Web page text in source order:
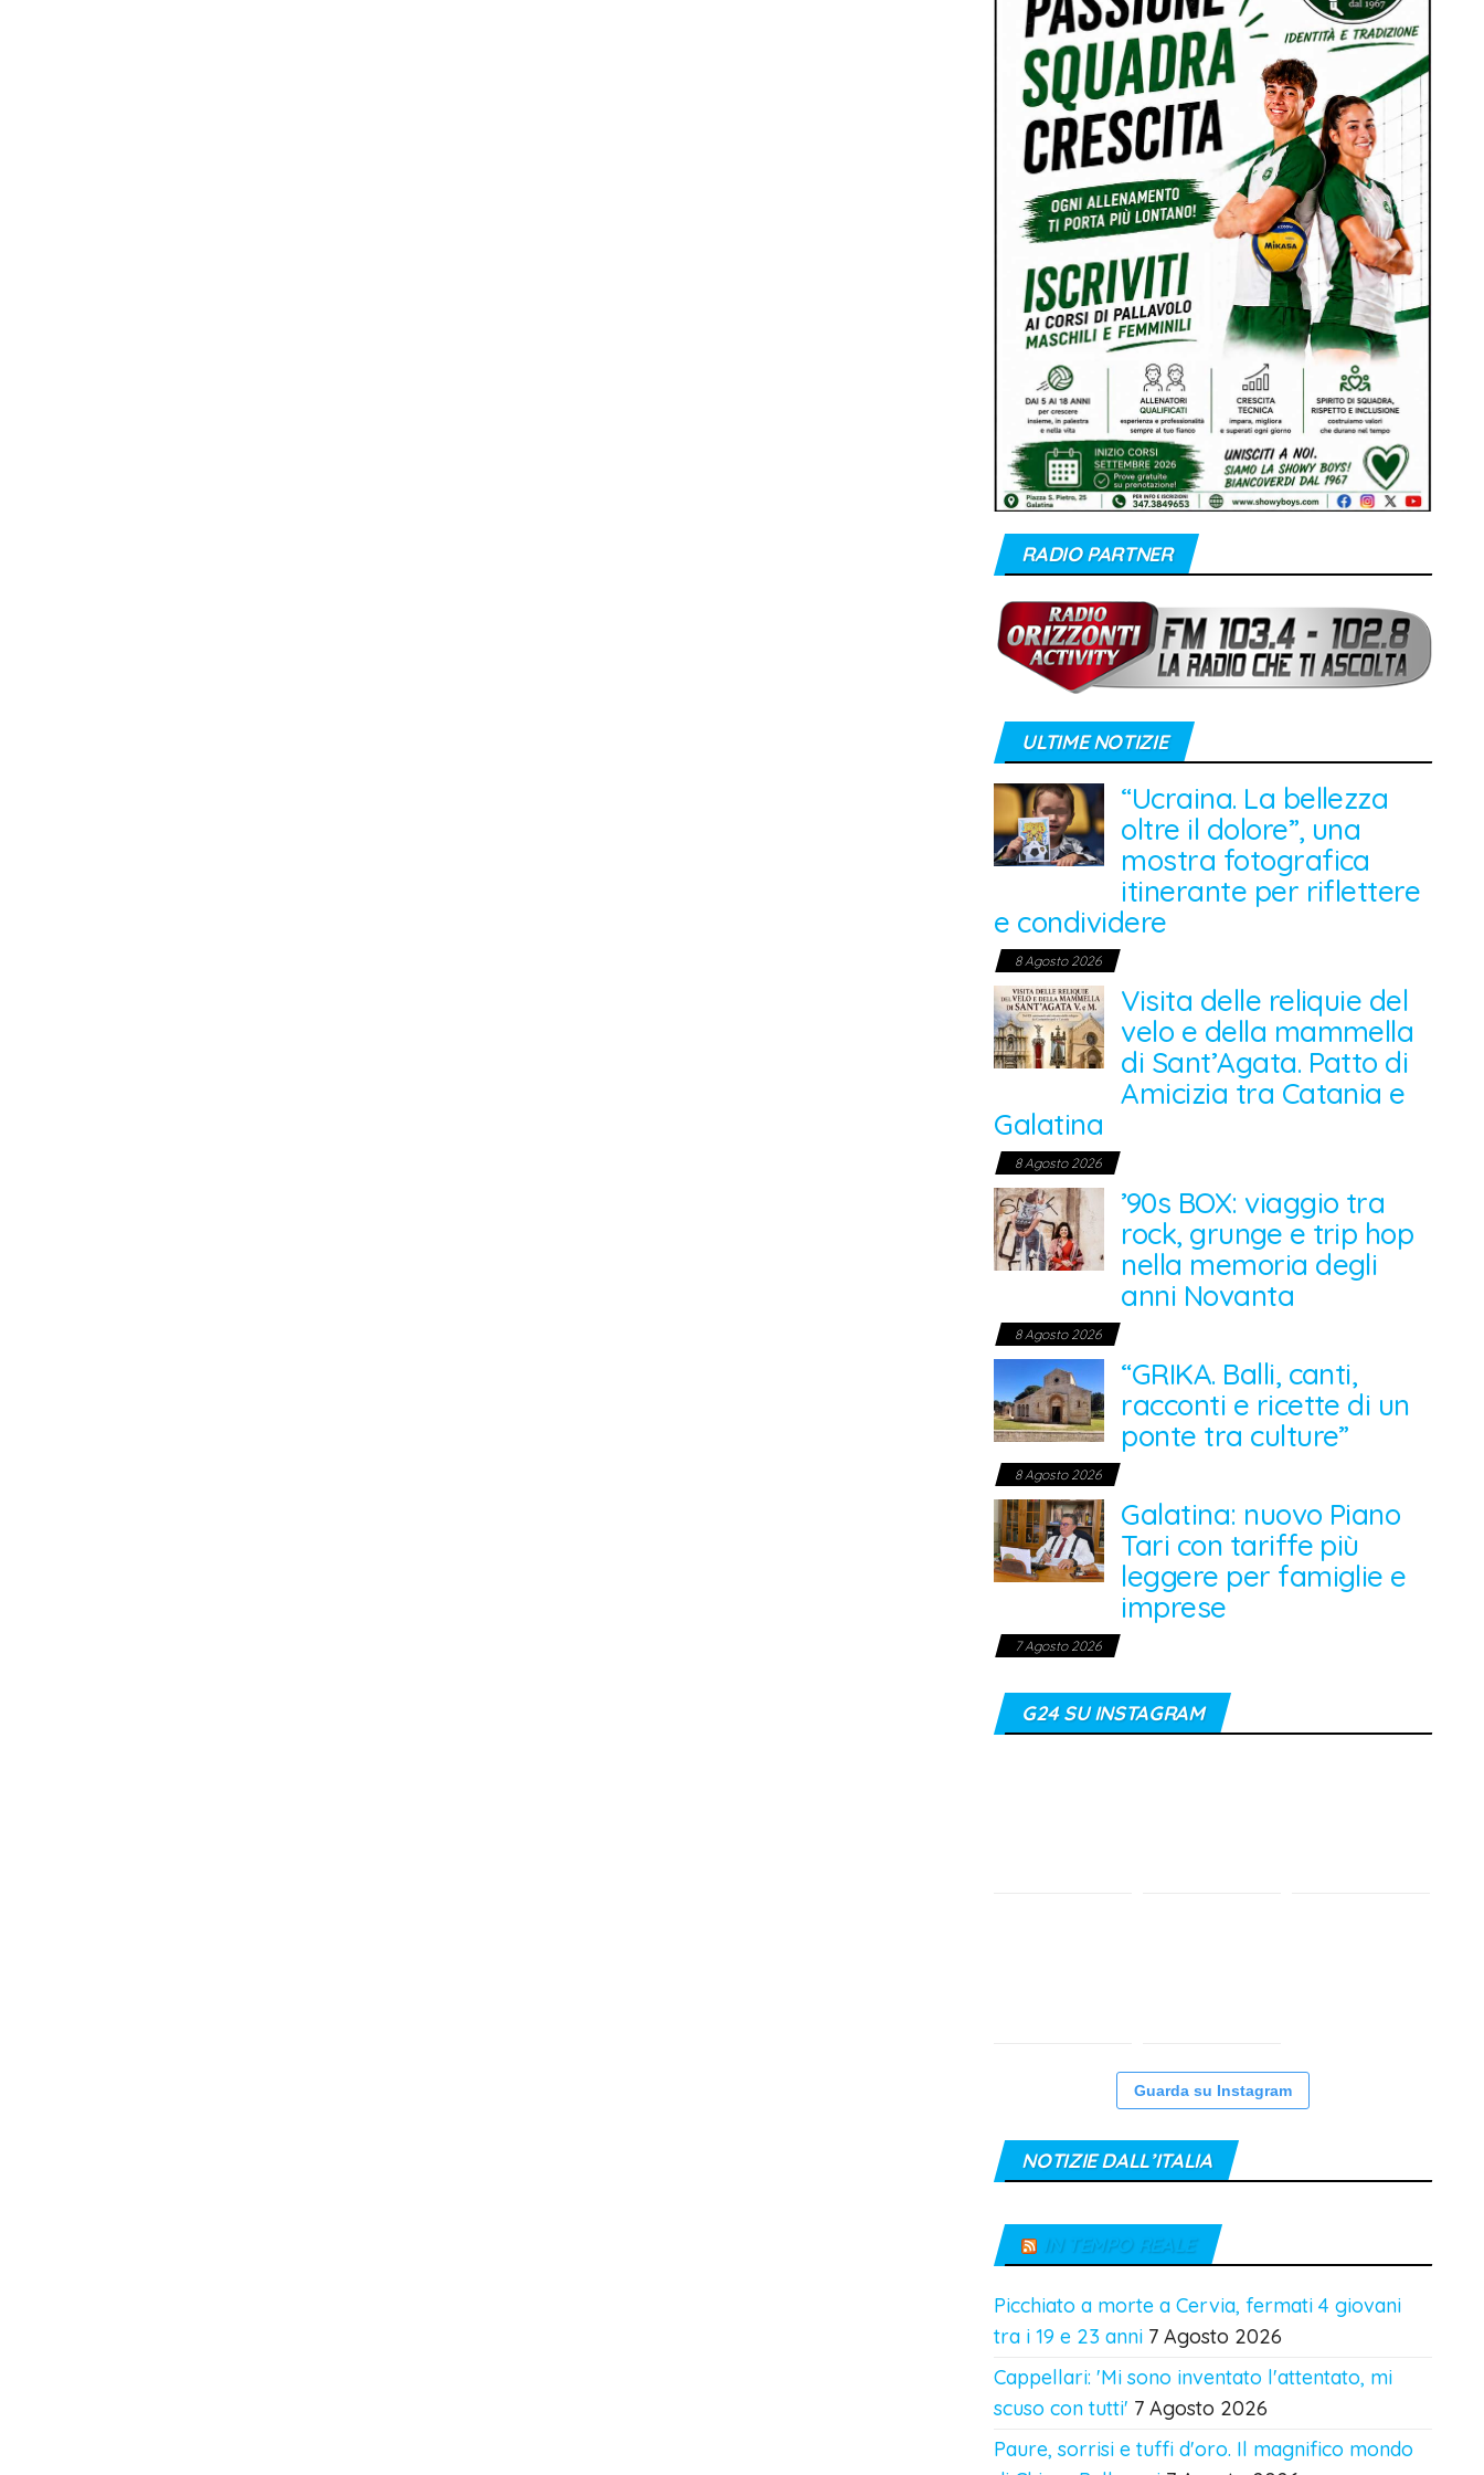
RADIO PARTNER
ULTIME NOTIZIE
“Ucraina. La bellezza
oltre il dolore”, una
mostra fotografica
itinerante per riflettere
e condividere
8 Agosto 2026
Visita delle reliquie del
velo e della mammella
di Sant’Agata. Patto di
Amicizia tra Catania e
Galatina
8 Agosto 2026
’90s BOX: viaggio tra
rock, grunge e trip hop
nella memoria degli
anni Novanta
8 Agosto 2026
“GRIKA. Balli, canti,
racconti e ricette di un
ponte tra culture”
8 Agosto 2026
Galatina: nuovo Piano
Tari con tariffe più
leggere per famiglie e
imprese
7 Agosto 2026
G24 SU INSTAGRAM
Guarda su Instagram
NOTIZIE DALL’ITALIA
IN TEMPO REALE
Picchiato a morte a Cervia, fermati 4 giovani
tra i 19 e 23 anni 7 Agosto 2026
Cappellari: 'Mi sono inventato l'attentato, mi
scuso con tutti' 7 Agosto 2026
Paure, sorrisi e tuffi d'oro. Il magnifico mondo